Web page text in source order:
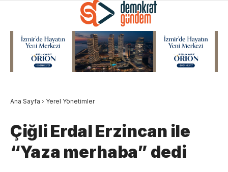
Ana Sayfa › Yerel Yönetimler
Çiğli Erdal Erzincan ile
“Yaza merhaba” dedi